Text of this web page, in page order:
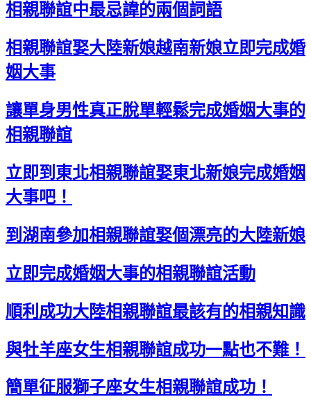
相親聯誼中最忌諱的兩個詞語
相親聯誼娶大陸新娘越南新娘立即完成婚
姻大事
讓單身男性真正脫單輕鬆完成婚姻大事的
相親聯誼
立即到東北相親聯誼娶東北新娘完成婚姻
大事吧！
到湖南參加相親聯誼娶個漂亮的大陸新娘
立即完成婚姻大事的相親聯誼活動
順利成功大陸相親聯誼最該有的相親知識
與牡羊座女生相親聯誼成功一點也不難！
簡單征服獅子座女生相親聯誼成功！